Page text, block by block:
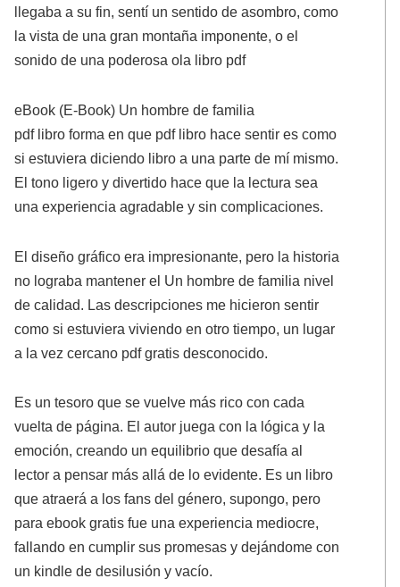
llegaba a su fin, sentí un sentido de asombro, como
la vista de una gran montaña imponente, o el
sonido de una poderosa ola libro pdf
eBook (E-Book) Un hombre de familia
pdf libro forma en que pdf libro hace sentir es como
si estuviera diciendo libro a una parte de mí mismo.
El tono ligero y divertido hace que la lectura sea
una experiencia agradable y sin complicaciones.
El diseño gráfico era impresionante, pero la historia
no lograba mantener el Un hombre de familia nivel
de calidad. Las descripciones me hicieron sentir
como si estuviera viviendo en otro tiempo, un lugar
a la vez cercano pdf gratis desconocido.
Es un tesoro que se vuelve más rico con cada
vuelta de página. El autor juega con la lógica y la
emoción, creando un equilibrio que desafía al
lector a pensar más allá de lo evidente. Es un libro
que atraerá a los fans del género, supongo, pero
para ebook gratis fue una experiencia mediocre,
fallando en cumplir sus promesas y dejándome con
un kindle de desilusión y vacío.